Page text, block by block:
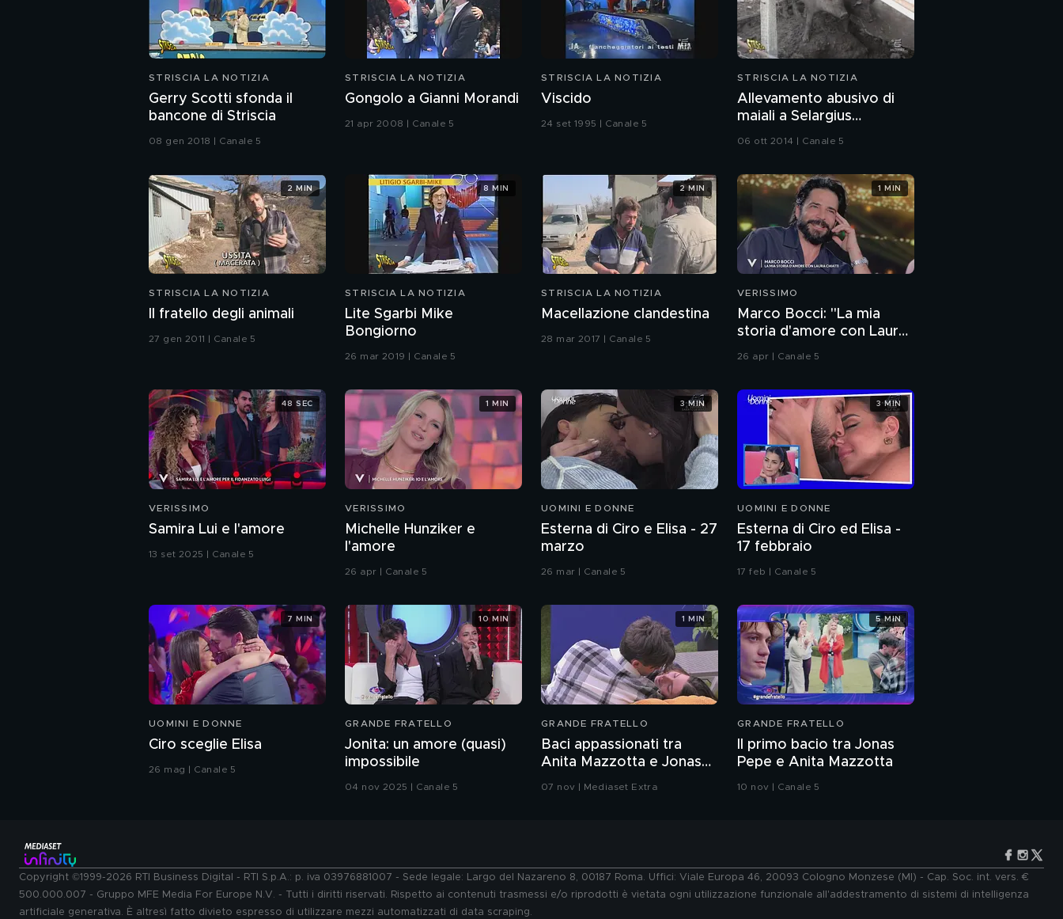
STRISCIA LA NOTIZIA
Gerry Scotti sfonda il
bancone di Striscia
08 gen 2018 | Canale 5
STRISCIA LA NOTIZIA
Gongolo a Gianni Morandi
21 apr 2008 | Canale 5
STRISCIA LA NOTIZIA
Viscido
24 set 1995 | Canale 5
STRISCIA LA NOTIZIA
Allevamento abusivo di
maiali a Selargius
06 ott 2014 | Canale 5
STRISCIA LA NOTIZIA
Il fratello degli animali
27 gen 2011 | Canale 5
2 MIN
STRISCIA LA NOTIZIA
Lite Sgarbi Mike
Bongiorno
26 mar 2019 | Canale 5
8 MIN
STRISCIA LA NOTIZIA
Macellazione clandestina
28 mar 2017 | Canale 5
2 MIN
VERISSIMO
Marco Bocci: "La mia
storia d'amore con Laura
Chiatti"
26 apr | Canale 5
1 MIN
VERISSIMO
Samira Lui e l'amore
13 set 2025 | Canale 5
48 SEC
VERISSIMO
Michelle Hunziker e
l'amore
26 apr | Canale 5
1 MIN
UOMINI E DONNE
Esterna di Ciro e Elisa - 27
marzo
26 mar | Canale 5
3 MIN
UOMINI E DONNE
Esterna di Ciro ed Elisa -
17 febbraio
17 feb | Canale 5
3 MIN
UOMINI E DONNE
Ciro sceglie Elisa
26 mag | Canale 5
7 MIN
GRANDE FRATELLO
Jonita: un amore (quasi)
impossibile
04 nov 2025 | Canale 5
10 MIN
GRANDE FRATELLO
Baci appassionati tra
Anita Mazzotta e Jonas
07 nov | Mediaset Extra
1 MIN
GRANDE FRATELLO
Il primo bacio tra Jonas
Pepe e Anita Mazzotta
10 nov | Canale 5
5 MIN
Copyright ©1999-2026 RTI Business Digital - RTI S.p.A.: p. iva 03976881007 - Sede legale: Largo del Nazareno 8, 00187 Roma. Uffici: Viale Europa 46, 20093 Cologno Monzese (MI) - Cap. Soc. int. vers. €
500.000.007 - Gruppo MFE Media For Europe N.V. - Tutti i diritti riservati. Rispetto ai contenuti trasmessi e/o riprodotti è vietata ogni utilizzazione funzionale all'addestramento di sistemi di intelligenza
artificiale generativa. È altresì fatto divieto espresso di utilizzare mezzi automatizzati di data scraping.